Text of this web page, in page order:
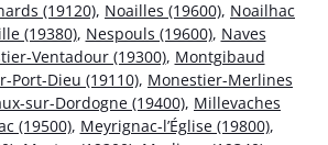
(19120), Noailles (19600), Noailhac
(19380), Nespouls (19600), Naves
Ventadour (19300), Montgibaud
Port-Dieu (19110), Monestier-Merlines
sur-Dordogne (19400), Millevaches
(19500), Meyrignac-l’Église (19800),